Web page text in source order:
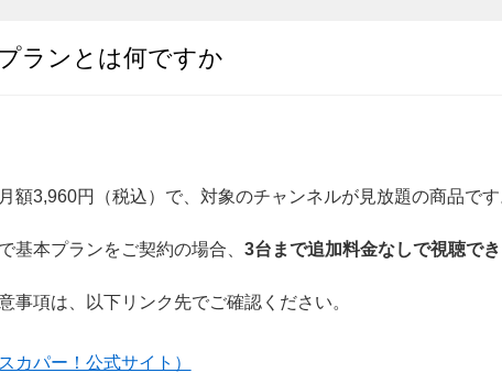
ランとは何ですか
額3,960円（税込）で、 対象のチャンネルが見放題の商品です
基本プランをご契約の場合、 3台まで追加料金なしで視聴で
事項は、以下リンク先でご確認ください。
カパー！公式サイト）